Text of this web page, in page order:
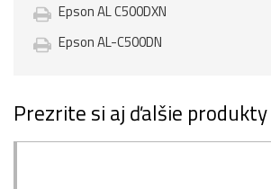
Epson AL C500DXN
Epson AL-C500DN
Prezrite si aj ďalšie produkty